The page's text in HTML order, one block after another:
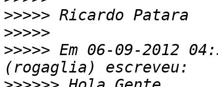
>>>>>
>>>>>
>>>>> Em 06-09-2012